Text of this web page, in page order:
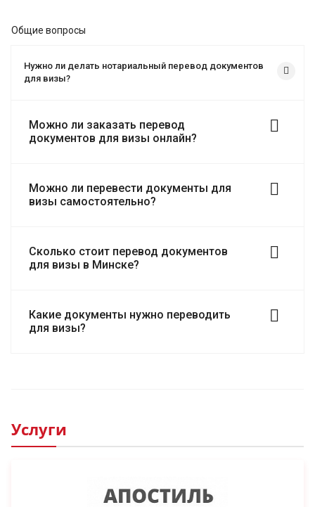
Общие вопросы
Нужно ли делать нотариальный перевод документов
для визы?
Можно ли заказать перевод
документов для визы онлайн?
Можно ли перевести документы для
визы самостоятельно?
Сколько стоит перевод документов
для визы в Минске?
Какие документы нужно переводить
для визы?
Услуги